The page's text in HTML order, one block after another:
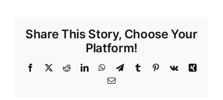
Share This Story, Choose Your
Platform!
Facebook
X RedditLinkedInWhatsApp
TelegramTumblr Pinterest
Vk
Xing
E-